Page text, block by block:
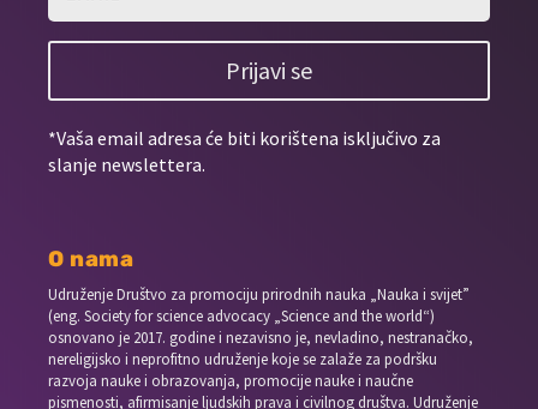
Prijavi se
*Vaša email adresa će biti korištena isključivo za
slanje newslettera.
O nama
Udruženje Društvo za promociju prirodnih nauka „Nauka i svijet”
(eng. Society for science advocacy „Science and the world“)
osnovano je 2017. godine i nezavisno je, nevladino, nestranačko,
nereligijsko i neprofitno udruženje koje se zalaže za podršku
razvoja nauke i obrazovanja, promocije nauke i naučne
pismenosti, afirmisanje ljudskih prava i civilnog društva. Udruženje